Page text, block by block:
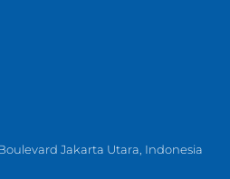
Jakarta Utara, Indonesia